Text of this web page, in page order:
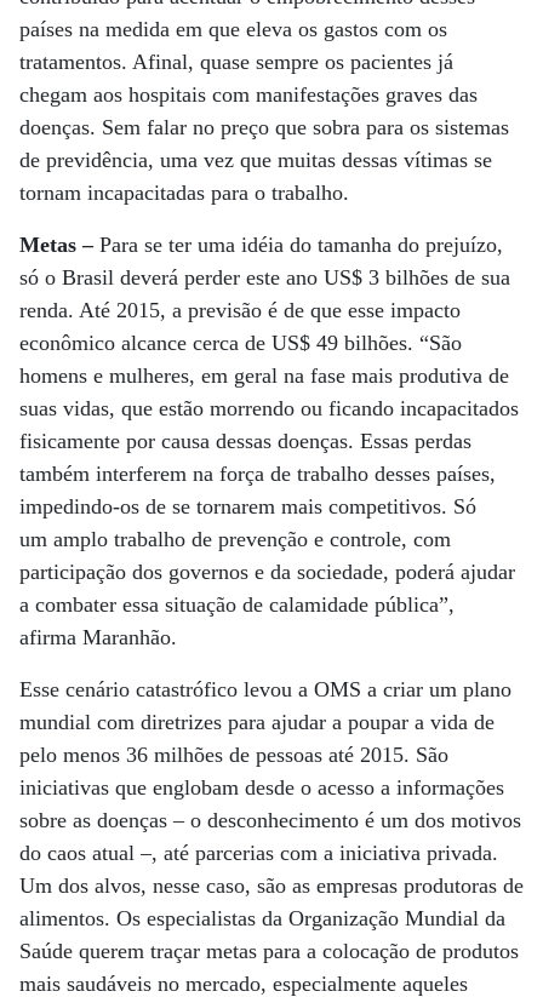
países na medida em que eleva os gastos com os
tratamentos. Afinal, quase sempre os pacientes já
chegam aos hospitais com manifestações graves das
doenças. Sem falar no preço que sobra para os sistemas
de previdência, uma vez que muitas dessas vítimas se
tornam incapacitadas para o trabalho.
Metas – Para se ter uma idéia do tamanha do prejuízo,
só o Brasil deverá perder este ano US$ 3 bilhões de sua
renda. Até 2015, a previsão é de que esse impacto
econômico alcance cerca de US$ 49 bilhões. “São
homens e mulheres, em geral na fase mais produtiva de
suas vidas, que estão morrendo ou ficando incapacitados
fisicamente por causa dessas doenças. Essas perdas
também interferem na força de trabalho desses países,
impedindo-os de se tornarem mais competitivos. Só
um amplo trabalho de prevenção e controle, com
participação dos governos e da sociedade, poderá ajudar
a combater essa situação de calamidade pública”,
afirma Maranhão.
Esse cenário catastrófico levou a OMS a criar um plano
mundial com diretrizes para ajudar a poupar a vida de
pelo menos 36 milhões de pessoas até 2015. São
iniciativas que englobam desde o acesso a informações
sobre as doenças – o desconhecimento é um dos motivos
do caos atual –, até parcerias com a iniciativa privada.
Um dos alvos, nesse caso, são as empresas produtoras de
alimentos. Os especialistas da Organização Mundial da
Saúde querem traçar metas para a colocação de produtos
mais saudáveis no mercado, especialmente aqueles